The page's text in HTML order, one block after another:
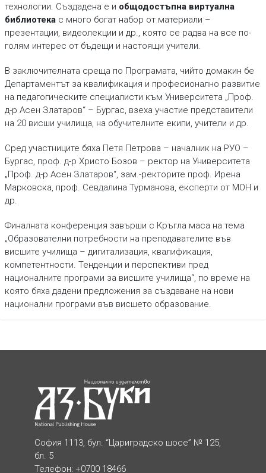
технологии. Създадена е и общодостъпна виртуална
библиотекас много богат набор от материали –
презентации, видеолекции и др., която се радва на все по-
голям интерес от бъдещи и настоящи учители.
В заключителната среща по Програмата, чийто домакин бе
Департаментът за квалификация и професионално развитие
на педагогическите специалисти към Университета „Проф.
д-р Асен Златаров“ – Бургас, взеха участие представители
на 20 висши училища, на обучителните екипи, учители и др.
Сред участниците бяха Петя Петрова – началник на РУО –
Бургас, проф. д-р Христо Бозов – ректор на Университета
„Проф. д-р Асен Златаров“, зам.-ректорите проф. Ирена
Марковска, проф. Севдалина Турманова, експерти от МОН и
др.
Финалната конференция завърши с Кръгла маса на тема
„Образователни потребности на преподавателите във
висшите училища – дигитализация, квалификация,
компетентности. Тенденции и перспективи пред
националните програми за висшите училища“, по време на
която бяха дадени предложения за създаване на нови
национални програми във висшето образование.
София 1113, бул. “Цариградско шосе” № 125,
бл. 5
Телефон: +0700 18466